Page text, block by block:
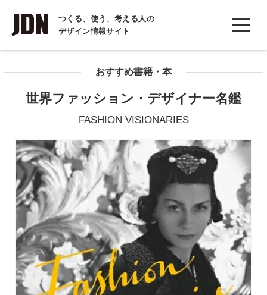
つくる、使う、考える人の
デザイン情報サイト
INTERVIEW
インタビュー
COLUMN
おすすめ書籍・本
世界ファッション・デザイナー名鑑
FASHION VISIONARIES